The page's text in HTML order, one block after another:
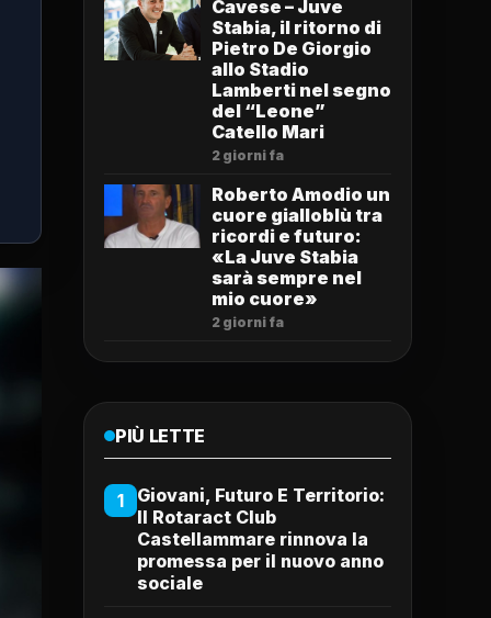
Cavese – Juve
Stabia, il ritorno di
Pietro De Giorgio
allo Stadio
Lamberti nel segno
del “Leone”
Catello Mari
2 giorni fa
Roberto Amodio un
cuore gialloblù tra
ricordi e futuro:
«La Juve Stabia
sarà sempre nel
mio cuore»
2 giorni fa
PIÙ LETTE
1
Giovani, Futuro E Territorio:
Il Rotaract Club
Castellammare rinnova la
promessa per il nuovo anno
sociale